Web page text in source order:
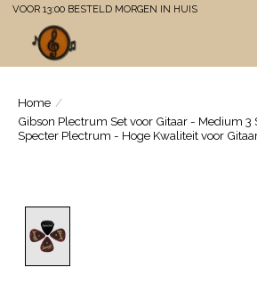
VOOR 13:00 BESTELD MORGEN IN HUIS
Home /
Gibson Plectrum Set voor Gitaar - Medium 3
Specter Plectrum - Hoge Kwaliteit voor